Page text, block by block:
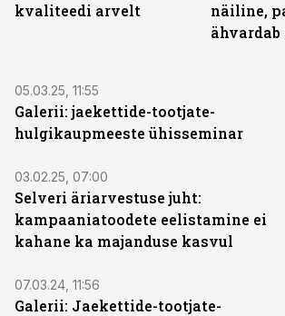
kvaliteedi arvelt
näiline,
05.03.25, 11:55
Galerii: jaekettide-tootjate-
hulgikaupmeeste ühisseminar
03.02.25, 07:00
Selveri äriarvestuse juht:
kampaaniatoodete eelistamine ei
kahane ka majanduse kasvul
07.03.24, 11:56
Galerii: Jaekettide-tootjate-